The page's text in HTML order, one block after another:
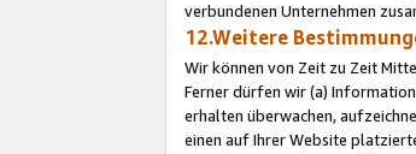
verbundenen Unternehmen
12.Weitere
Wir können von Zeit zu Zeit
Ferner dürfen wir (a)
erhalten überwachen,
einen auf Ihrer Website